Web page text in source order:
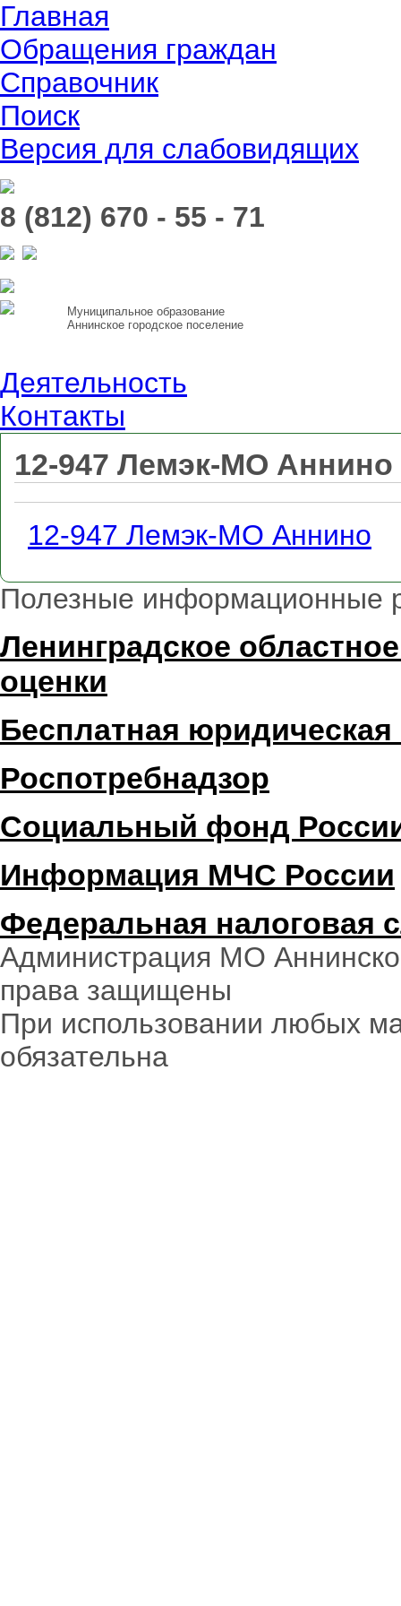
Главная
Обращения граждан
Справочник
Поиск
Версия для слабовидящих
8 (812) 670 - 55 - 71
Муниципальное образование
Аннинское городское поселение
Деятельность
Контакты
12-947 Лемэк-МО Аннино
12-947 Лемэк-МО Аннино
Полезные информационные
Ленинградское
оценки
Бесплатная
Роспотребнадзор
Социальный фонд
Информация МЧС России
Федеральная налоговая
Администрация МО
права защищены
При использовании любых
обязательна